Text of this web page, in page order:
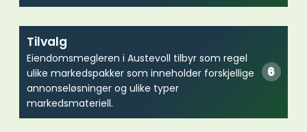
Tilvalg
Eiendomsmegleren i Austevoll tilbyr som regel
ulike markedspakker som inneholder forskjellige
annonseløsninger og ulike typer
markedsmateriell.